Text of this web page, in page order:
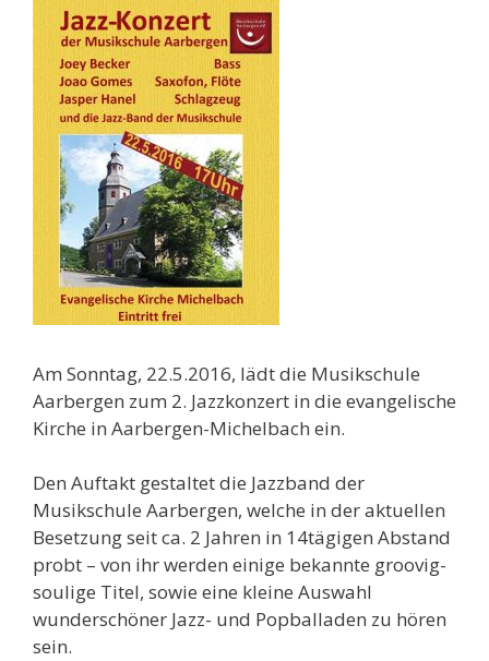
Am Sonntag, 22.5.2016, lädt die Musikschule
Aarbergen zum 2. Jazzkonzert in die evangelische
Kirche in Aarbergen-Michelbach ein.
Den Auftakt gestaltet die Jazzband der
Musikschule Aarbergen, welche in der aktuellen
Besetzung seit ca. 2 Jahren in 14tägigen Abstand
probt – von ihr werden einige bekannte groovig-
soulige Titel, sowie eine kleine Auswahl
wunderschöner Jazz- und Popballaden zu hören
sein.